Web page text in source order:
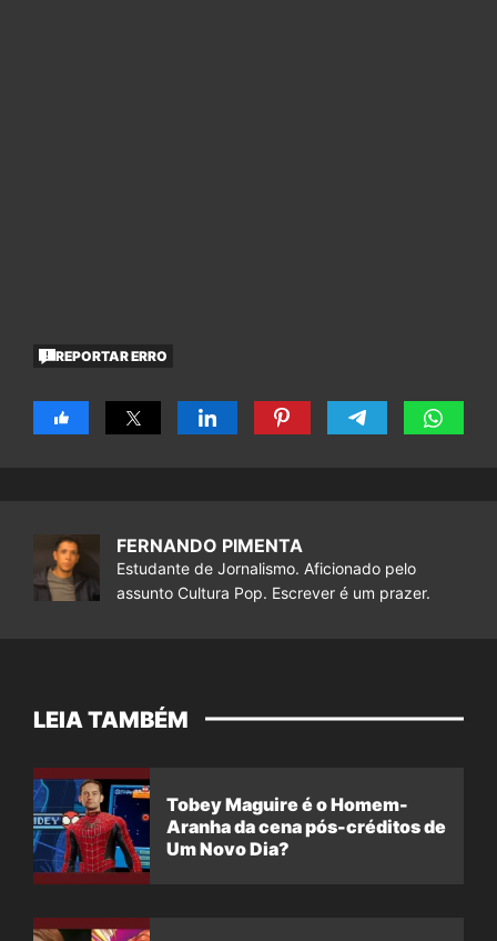
REPORTAR ERRO
FERNANDO PIMENTA
Estudante de Jornalismo. Aficionado pelo
assunto Cultura Pop. Escrever é um prazer.
LEIA TAMBÉM
Tobey Maguire é o Homem-
Aranha da cena pós-créditos de
Um Novo Dia?